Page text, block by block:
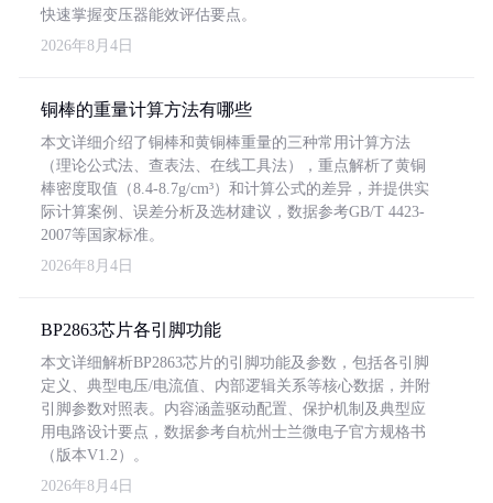
快速掌握变压器能效评估要点。
2026年8月4日
铜棒的重量计算方法有哪些
本文详细介绍了铜棒和黄铜棒重量的三种常用计算方法
（理论公式法、查表法、在线工具法），重点解析了黄铜
棒密度取值（8.4-8.7g/cm³）和计算公式的差异，并提供实
际计算案例、误差分析及选材建议，数据参考GB/T 4423-
2007等国家标准。
2026年8月4日
BP2863芯片各引脚功能
本文详细解析BP2863芯片的引脚功能及参数，包括各引脚
定义、典型电压/电流值、内部逻辑关系等核心数据，并附
引脚参数对照表。内容涵盖驱动配置、保护机制及典型应
用电路设计要点，数据参考自杭州士兰微电子官方规格书
（版本V1.2）。
2026年8月4日